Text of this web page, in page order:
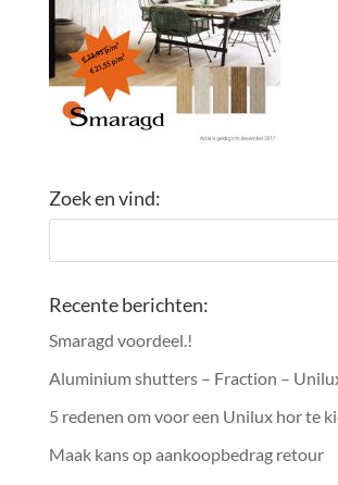
Zoek en vind:
Recente berichten:
Smaragd voordeel.!
Aluminium shutters – Fraction –
5 redenen om voor een Unilux hor te
Maak kans op aankoopbedrag retour